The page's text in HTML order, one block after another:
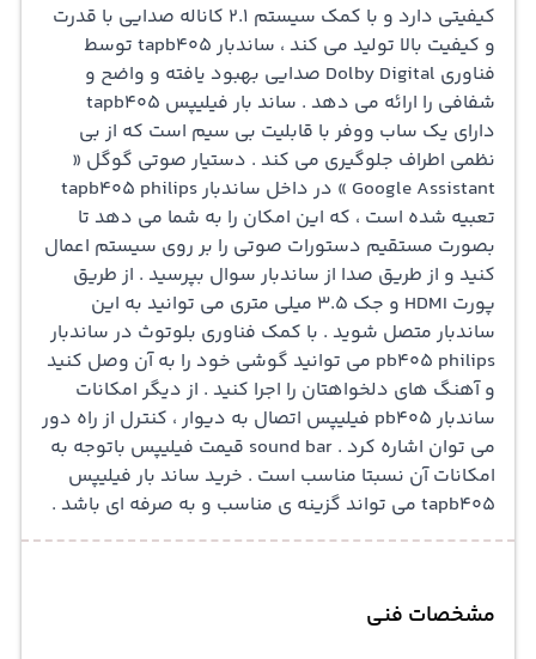
کیفیتی دارد و با کمک سیستم 2.1 کاناله صدایی با قدرت
و کیفیت بالا تولید می کند ،‌ ساندبار tapb405 توسط
فناوری Dolby Digital صدایی بهبود یافته و واضح و
شفافی را ارائه می دهد . ساند بار فیلیپس tapb405
دارای یک ساب ووفر با قابلیت بی سیم است که از بی
نظمی اطراف جلوگیری می کند . دستیار صوتی گوگل «
Google Assistant » در داخل ساندبار tapb405 philips
تعبیه شده است ، که این امکان را به شما می دهد تا
بصورت مستقیم دستورات صوتی را بر روی سیستم اعمال
کنید و از طریق صدا از ساندبار سوال بپرسید . از طریق
پورت HDMI و جک 3.5 میلی متری می توانید به این
ساندبار متصل شوید . با کمک فناوری بلوتوث در ساندبار
pb405 philips می توانید گوشی خود را به آن وصل کنید
و آهنگ های دلخواهتان را اجرا کنید . از دیگر امکانات
ساندبار pb405 فیلیپس اتصال به دیوار ، کنترل از راه دور
می توان اشاره کرد . sound bar قیمت فیلیپس باتوجه به
امکانات آن نسبتا مناسب است . خرید ساند بار فیلیپس
tapb405 می تواند گزینه ی مناسب و به صرفه ای باشد .
مشخصات فنی